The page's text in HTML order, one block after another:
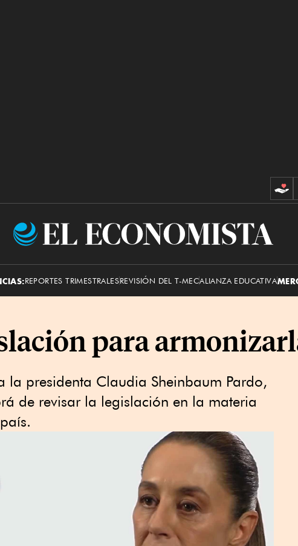
El
REPORTES TRIMESTRALESREVISIÓN DEL T-MECALIANZA EDUCATIVA
para
la presidenta Claudia Sheinbaum Pardo,
de revisar la legislación en la materia